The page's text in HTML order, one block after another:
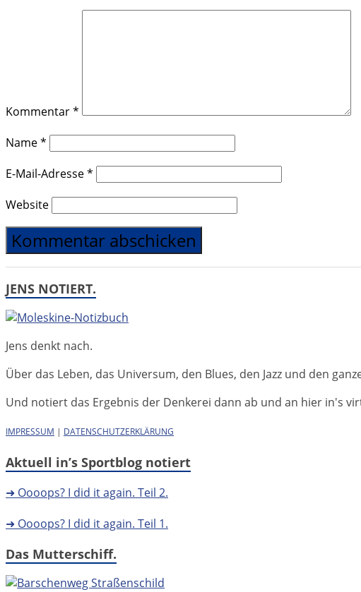
Kommentar*
Name*
E-Mail-Adresse*
Website
JENS NOTIERT.
Jens denkt nach.
Über das Leben, das Universum, den Blues, den Jazz und den
Und notiert das Ergebnis der Denkerei dann ab und an hier in's
IMPRESSUM | DATENSCHUTZERKLÄRUNG
Aktuell in’s Sportblog notiert
➜ Oooops? I did it again. Teil 2.
➜ Oooops? I did it again. Teil 1.
Das Mutterschiff.